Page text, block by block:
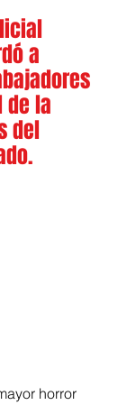
a
de la
del
horror